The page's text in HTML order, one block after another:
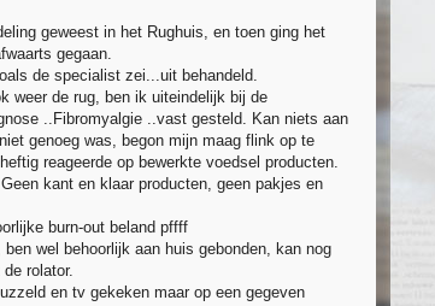
geweest in het Rughuis, en toen ging het
gegaan.
de specialist zei...uit behandeld.
weer de rug, ben ik uiteindelijk bij de
..Fibromyalgie ..vast gesteld. Kan niets aan
genoeg was, begon mijn maag flink op te
reageerde op bewerkte voedsel producten.
kant en klaar producten, geen pakjes en
burn-out beland pffff
wel behoorlijk aan huis gebonden, kan nog
rolator.
en tv gekeken maar op een gegeven